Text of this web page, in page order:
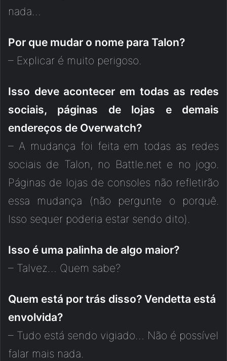
nada…
Por que mudar o nome para Talon?
– Explicar é muito perigoso.
Isso deve acontecer em todas as redes
sociais, páginas de lojas e demais
endereços de Overwatch?
– A mudança foi feita em todas as redes
sociais de Talon, no Battle.net e no jogo.
Páginas de lojas de consoles não refletirão
essa mudança (não pergunte o porquê.
Isso sequer poderia estar sendo dito).
Isso é uma palinha de algo maior?
– Talvez… Quem sabe?
Quem está por trás disso? Vendetta está
envolvida?
– Tudo está sendo vigiado… Não é possível
falar mais nada.